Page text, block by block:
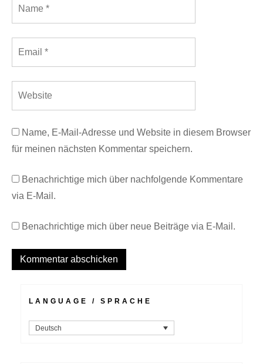
Name, E-Mail-Adresse und Website in diesem Browser
für meinen nächsten Kommentar speichern.
Benachrichtige mich über nachfolgende Kommentare
via E-Mail.
Benachrichtige mich über neue Beiträge via E-Mail.
LANGUAGE / SPRACHE
Deutsch